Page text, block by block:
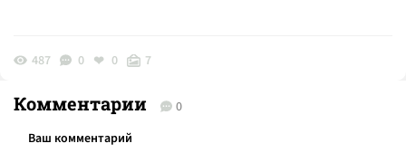
487 0 0 7
Комментарии 0